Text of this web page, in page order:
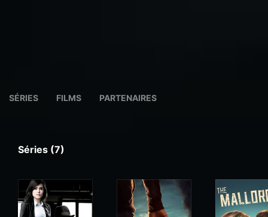
SÉRIES FILMS PARTENAIRES
Séries (7)